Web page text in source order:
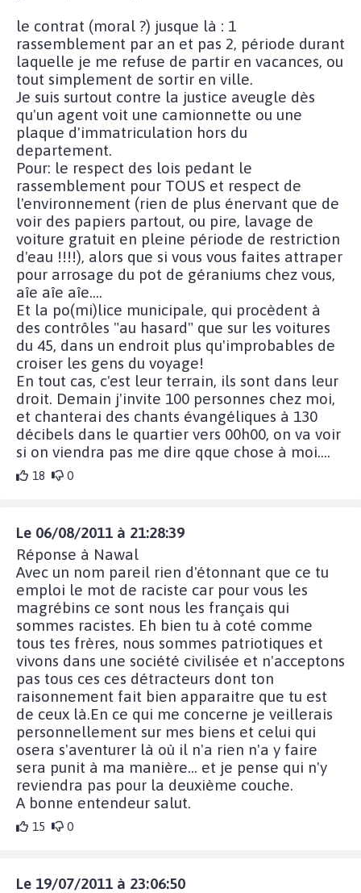
le contrat (moral ?) jusque là : 1
rassemblement par an et pas 2, période durant
laquelle je me refuse de partir en vacances, ou
tout simplement de sortir en ville.
Je suis surtout contre la justice aveugle dès
qu'un agent voit une camionnette ou une
plaque d'immatriculation hors du
departement.
Pour: le respect des lois pedant le
rassemblement pour TOUS et respect de
l'environnement (rien de plus énervant que de
voir des papiers partout, ou pire, lavage de
voiture gratuit en pleine période de restriction
d'eau !!!!), alors que si vous vous faites attraper
pour arrosage du pot de géraniums chez vous,
aîe aîe aîe....
Et la po(mi)lice municipale, qui procèdent à
des contrôles "au hasard" que sur les voitures
du 45, dans un endroit plus qu'improbables de
croiser les gens du voyage!
En tout cas, c'est leur terrain, ils sont dans leur
droit. Demain j'invite 100 personnes chez moi,
et chanterai des chants évangéliques à 130
décibels dans le quartier vers 00h00, on va voir
si on viendra pas me dire qque chose à moi....
18 0
Le 06/08/2011 à 21:28:39
Réponse à Nawal
Avec un nom pareil rien d'étonnant que ce tu
emploi le mot de raciste car pour vous les
magrébins ce sont nous les français qui
sommes racistes. Eh bien tu à coté comme
tous tes frères, nous sommes patriotiques et
vivons dans une société civilisée et n'acceptons
pas tous ces ces détracteurs dont ton
raisonnement fait bien apparaitre que tu est
de ceux là.En ce qui me concerne je veillerais
personnellement sur mes biens et celui qui
osera s'aventurer là où il n'a rien n'a y faire
sera punit à ma manière... et je pense qui n'y
reviendra pas pour la deuxième couche.
A bonne entendeur salut.
15 0
Le 19/07/2011 à 23:06:50